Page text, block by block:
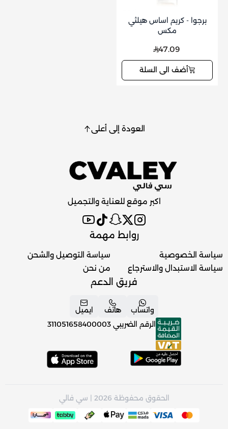
برجوا - كريم اساس هيلثي
مكس
47.09
أضف الى السلة
العودة إلى أعلى
اكبر موقع للعناية والتجميل
روابط مهمة
سياسة الخصوصية
سياسة الاستبدال والاسترجاع
سياسة التوصيل والشحن
من نحن
فريق الدعم
واتساب هاتف
ايميل
الرقم الضريبي 311051658400003
الحقوق محفوظة 2026 | سي فالي